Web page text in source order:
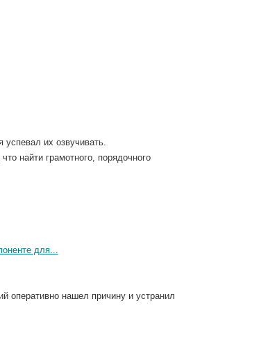
их озвучивать.
найти грамотного, порядочного
для...
оперативно нашел причину и устранил